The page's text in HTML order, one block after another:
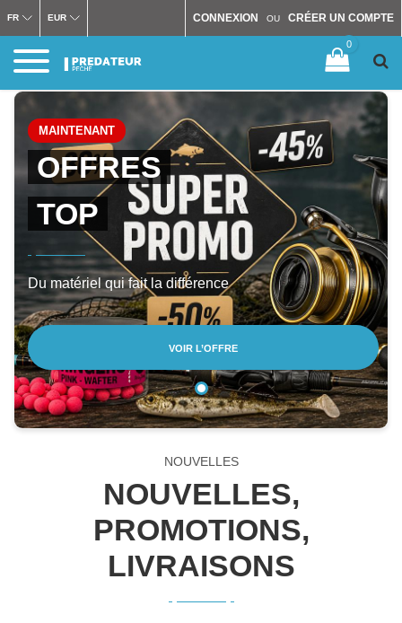
CONNEXION OU CRÉER UN COMPTE
FR EUR
0
MAINTENANT
OFFRES
TOP
Du matériel qui fait la différence
VOIR L’OFFRE
NOUVELLES
NOUVELLES,
PROMOTIONS,
LIVRAISONS